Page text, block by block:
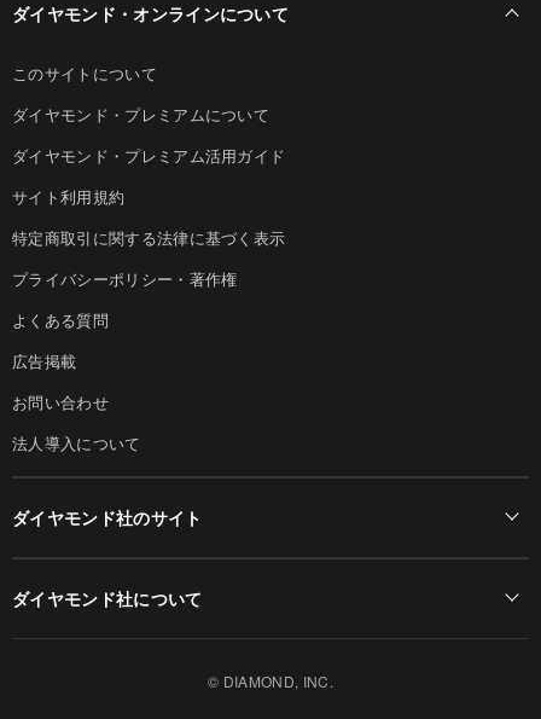
ダイヤモンド・オンラインについて
このサイトについて
ダイヤモンド・プレミアムについて
ダイヤモンド・プレミアム活用ガイド
サイト利用規約
特定商取引に関する法律に基づく表示
プライバシーポリシー・著作権
よくある質問
広告掲載
お問い合わせ
法人導入について
ダイヤモンド社のサイト
ダイヤモンド社について
© DIAMOND, INC.